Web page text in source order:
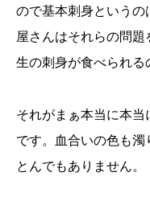
ので基本刺身というの
屋さんはそれらの問題
生の刺身が食べられる
それがまぁ本当に本
です。血合いの色も
とんでもありません。